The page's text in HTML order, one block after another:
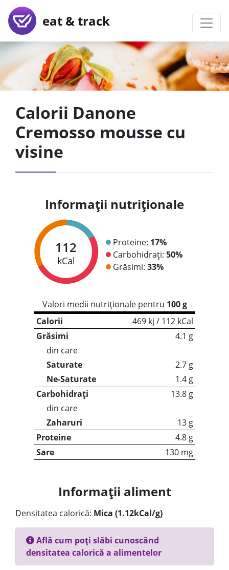
eat & track
Calorii Danone
Cremosso mousse cu
visine
Informații nutriționale
112
kCal
Proteine: 17%
Carbohidrați: 50%
Grăsimi: 33%
Valori medii nutriționale pentru 100 g
Calorii
469 kj / 112 kCal
Grăsimi
4.1 g
din care
Saturate
2.7 g
Ne-Saturate
1.4 g
Carbohidrați
13.8 g
din care
Zaharuri
13 g
Proteine
4.8 g
Sare
130 mg
Informații aliment
Densitatea calorică: Mica (1.12kCal/g)
Află cum poți slăbi cunoscând
densitatea calorică a alimentelor